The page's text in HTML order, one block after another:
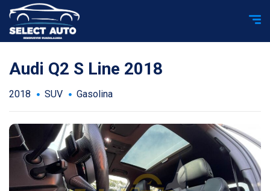
Audi Q2 S Line 2018
2018 SUV Gasolina